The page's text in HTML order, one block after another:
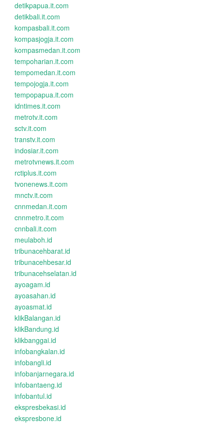
detikpapua.it.com
detikbali.it.com
kompasbali.it.com
kompasjogja.it.com
kompasmedan.it.com
tempoharian.it.com
tempomedan.it.com
tempojogja.it.com
tempopapua.it.com
idntimes.it.com
metrotv.it.com
sctv.it.com
transtv.it.com
indosiar.it.com
metrotvnews.it.com
rctiplus.it.com
tvonenews.it.com
mnctv.it.com
cnnmedan.it.com
cnnmetro.it.com
cnnbali.it.com
meulaboh.id
tribunacehbarat.id
tribunacehbesar.id
tribunacehselatan.id
ayoagam.id
ayoasahan.id
ayoasmat.id
klikBalangan.id
klikBandung.id
klikbanggai.id
infobangkalan.id
infobangli.id
infobanjarnegara.id
infobantaeng.id
infobantul.id
ekspresbekasi.id
ekspresbone.id